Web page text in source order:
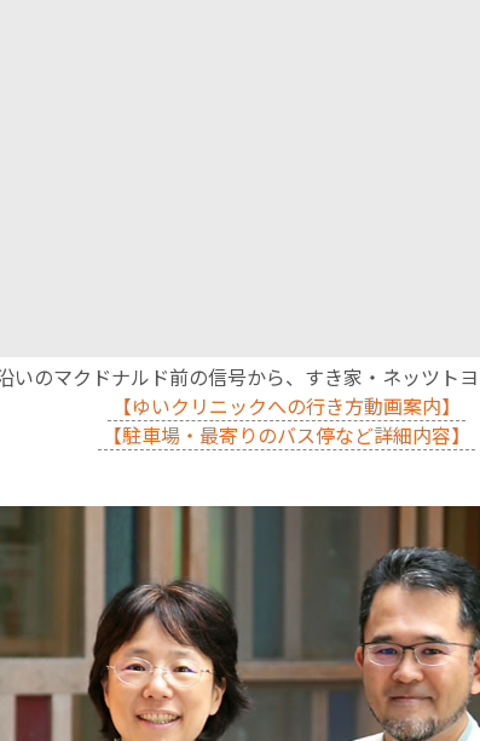
いのマクドナルド前の信号から、すき家・ネッツト
【ゆいクリニックへの行き方動画案内】
【駐車場・最寄りのバス停など詳細内容】